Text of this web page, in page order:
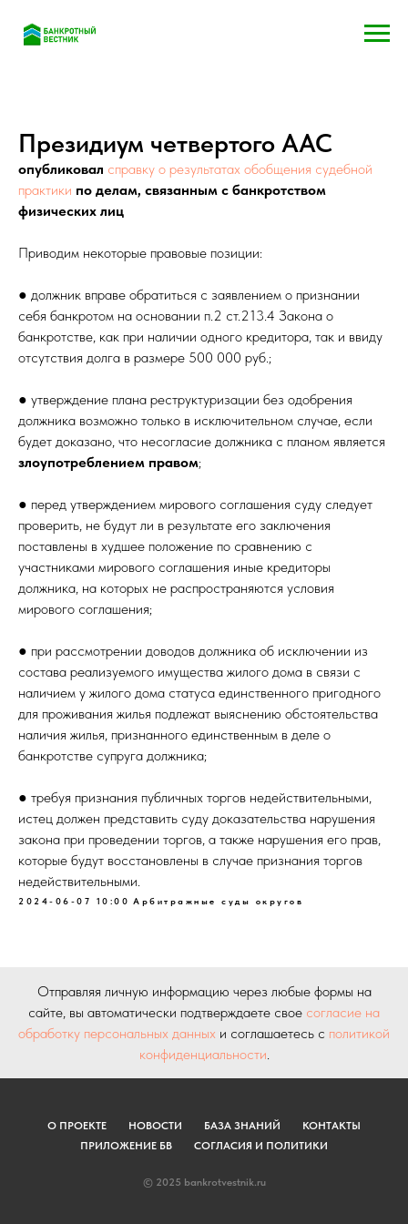
Президиум четвертого ААС
опубликовал справку о результатах обобщения судебной
практики по делам, связанным с банкротством
физических лиц
Приводим некоторые правовые позиции:
● должник вправе обратиться с заявлением о признании
себя банкротом на основании п.2 ст.213.4 Закона о
банкротстве, как при наличии одного кредитора, так и ввиду
отсутствия долга в размере 500 000 руб.;
● утверждение плана реструктуризации без одобрения
должника возможно только в исключительном случае, если
будет доказано, что несогласие должника с планом является
злоупотреблением правом;
● перед утверждением мирового соглашения суду следует
проверить, не будут ли в результате его заключения
поставлены в худшее положение по сравнению с
участниками мирового соглашения иные кредиторы
должника, на которых не распространяются условия
мирового соглашения;
● при рассмотрении доводов должника об исключении из
состава реализуемого имущества жилого дома в связи с
наличием у жилого дома статуса единственного пригодного
для проживания жилья подлежат выяснению обстоятельства
наличия жилья, признанного единственным в деле о
банкротстве супруга должника;
● требуя признания публичных торгов недействительными,
истец должен представить суду доказательства нарушения
закона при проведении торгов, а также нарушения его прав,
которые будут восстановлены в случае признания торгов
недействительными.
2024-06-07 10:00 Арбитражные суды округов
Отправляя личную информацию через любые формы на
сайте, вы автоматически подтверждаете свое согласие на
обработку персональных данных и соглашаетесь с политикой
конфиденциальности.
О ПРОЕКТЕ НОВОСТИ БАЗА ЗНАНИЙ
КОНТАКТЫ
ПРИЛОЖЕНИЕ БВ
СОГЛАСИЯ И ПОЛИТИКИ
© 2025 bankrotvestnik.ru